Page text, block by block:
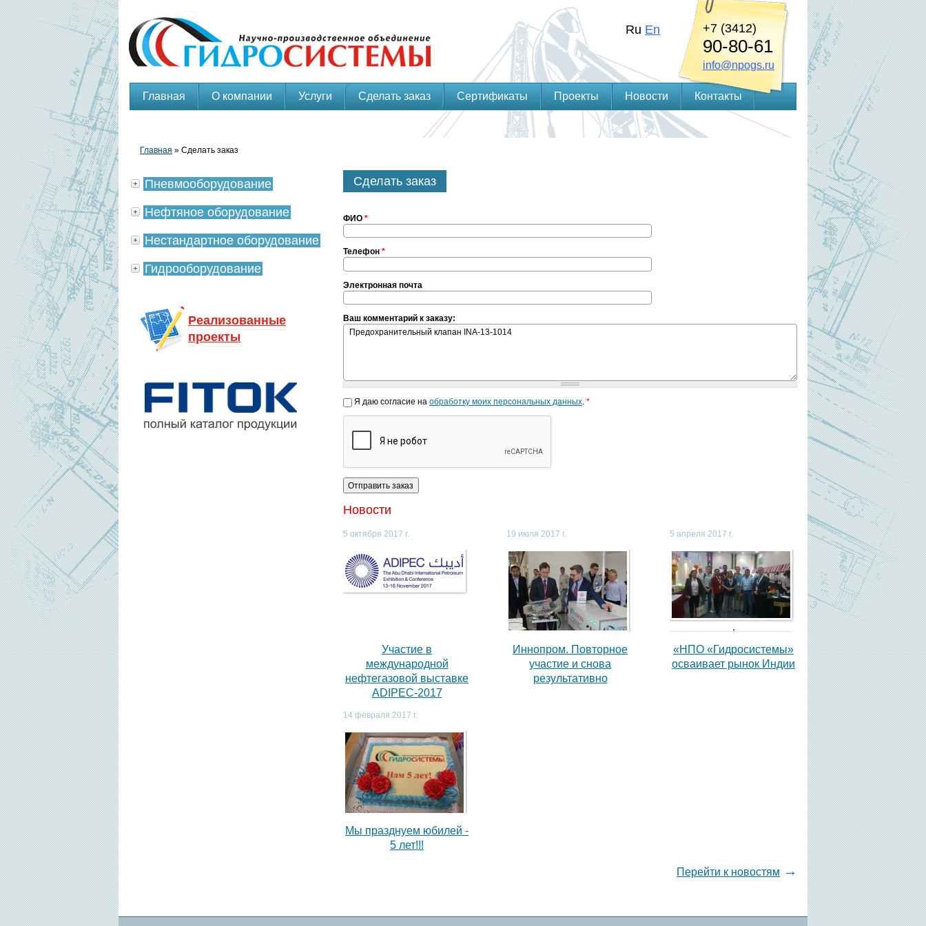
Главная О компании Услуги Сделать заказ Сертификаты Проекты Новости Контакты
Ru En +7 (3412)
90-80-61
info@npogs.ru
Главная » Сделать заказ
Сделать заказ
ФИО *
Телефон *
Электронная почта
Ваш комментарий к заказу:
Я даю согласие на обработку моих персональных данных. *
Новости
5 октября 2017 г.
Участие в
международной
нефтегазовой выставке
ADIPEC-2017
19 июля 2017 г.
Иннопром. Повторное
участие и снова
результативно
5 апреля 2017 г.
«НПО «Гидросистемы»
осваивает рынок Индии
14 февраля 2017 г.
Мы празднуем юбилей -
5 лет!!!
Перейти к новостям →
Пневмооборудование
Нефтяное оборудование
Нестандартное оборудование
Гидрооборудование
Реализованные
проекты